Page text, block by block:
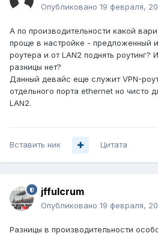
Опубликовано 19 февраля,
А по производительности какой
проще в настройке - предложенный
роутера и от LAN2 поднять роутинг?
разницы нет?
Данный девайс еще служит VPN-
отдельного порта ethernet но чисто
LAN2.
Вставить ник Цитата
jffulcrum
Опубликовано 19 февраля,
Разницы в производительности